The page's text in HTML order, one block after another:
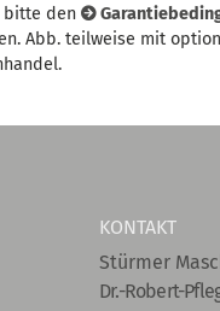
bitte den
Abb. teilweise mit
KONTAKT
Stürmer
Dr.-Robert-